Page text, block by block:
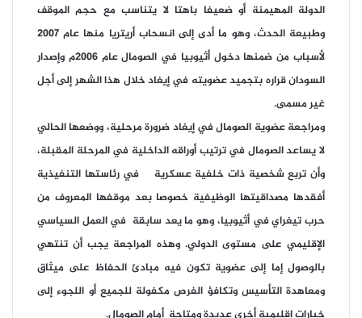
الدولة المهيمنة أو ضعيفا باهتا لا يتناسب مع حجم الموقف
وطبيعة الحدث، وهو ما أدى إلى انسحاب أريتريا منها عام 2007
لأسباب من ضمنها دخول أثيوبيا في الصومال عام 2006م وإصدار
السودان قراره بتجميد عضويته في إيغاد خلال هذا الشهر إلى أجل
غير مسمى.
ومراجعة عضوية الصومال في إيغاد ضرورة مرحلية، ووضعها الحالي
لا يساعد الصومال في ترتيب أوراقه الداخلية في المرحلة المقبلة،
وأن تربع شخصية ذات خلفية عسكرية في رئاستها التنفيذية
أفقدها مصداقيتها الوظيفية خصوصا بعد موقفها المعروف من
حرب تيغراي في أثيوبيا، وهو ما يعد سابقة في العمل السياسي
الإقليمي على مستوى الدولي. وهذه المراجعة يجب أن تنتهي
بالوصول إما إلى عضوية تكون فيه مبادئ الحفاظ على ميثاق
ومعاهدة التأسيس وتكافؤ الفرص مكفولة للجميع أو اللجوء إلى